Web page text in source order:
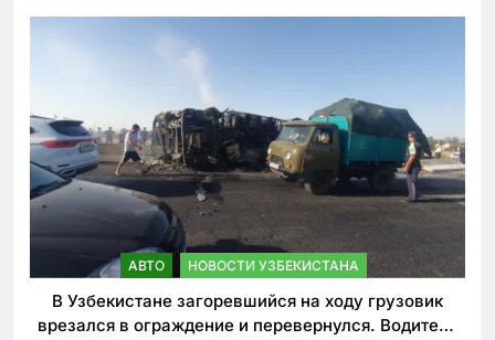
АВТО НОВОСТИ УЗБЕКИСТАНА
В Узбекистане загоревшийся на ходу грузовик
врезался в ограждение и перевернулся. Водитель